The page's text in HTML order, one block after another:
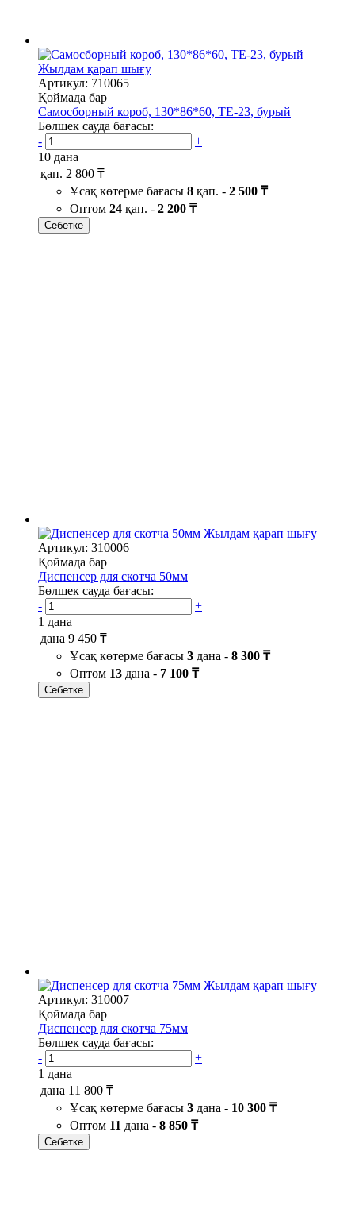
Жылдам қарап шығу
Артикул: 710065
Қоймада бар
Самосборный короб, 130*86*60, ТЕ-23, бурый
Бөлшек сауда бағасы:
-
+
10 дана
қап. 2 800 ₸
Ұсақ көтерме бағасы 8 қап. - 2 500 ₸
Оптом 24 қап. - 2 200 ₸
Себетке
Жылдам қарап шығу
Артикул: 310006
Қоймада бар
Диспенсер для скотча 50мм
Бөлшек сауда бағасы:
-
+
1 дана
дана 9 450 ₸
Ұсақ көтерме бағасы 3 дана - 8 300 ₸
Оптом 13 дана - 7 100 ₸
Себетке
Жылдам қарап шығу
Артикул: 310007
Қоймада бар
Диспенсер для скотча 75мм
Бөлшек сауда бағасы:
-
+
1 дана
дана 11 800 ₸
Ұсақ көтерме бағасы 3 дана - 10 300 ₸
Оптом 11 дана - 8 850 ₸
Себетке